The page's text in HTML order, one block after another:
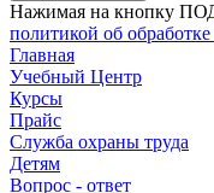
Нажимая на кнопку
политикой об
Главная
Учебный Центр
Курсы
Прайс
Служба охраны труда
Детям
Вопрос - ответ